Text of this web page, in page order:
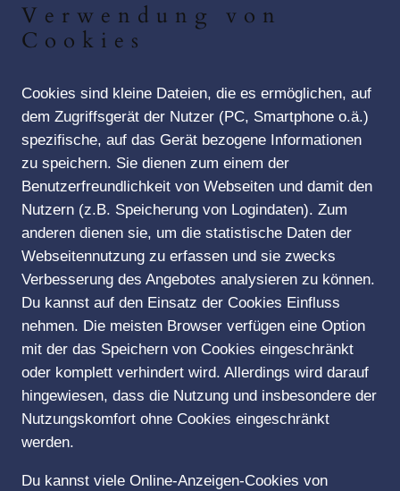
Verwendung von
Cookies
Cookies sind kleine Dateien, die es ermöglichen, auf
dem Zugriffsgerät der Nutzer (PC, Smartphone o.ä.)
spezifische, auf das Gerät bezogene Informationen
zu speichern. Sie dienen zum einem der
Benutzerfreundlichkeit von Webseiten und damit den
Nutzern (z.B. Speicherung von Logindaten). Zum
anderen dienen sie, um die statistische Daten der
Webseitennutzung zu erfassen und sie zwecks
Verbesserung des Angebotes analysieren zu können.
Du kannst auf den Einsatz der Cookies Einfluss
nehmen. Die meisten Browser verfügen eine Option
mit der das Speichern von Cookies eingeschränkt
oder komplett verhindert wird. Allerdings wird darauf
hingewiesen, dass die Nutzung und insbesondere der
Nutzungskomfort ohne Cookies eingeschränkt
werden.
Du kannst viele Online-Anzeigen-Cookies von